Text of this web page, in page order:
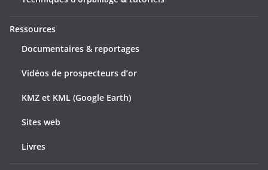
Ressources
Documentaires & reportages
Vidéos de prospecteurs d’or
KMZ et KML (Google Earth)
Sites web
Livres